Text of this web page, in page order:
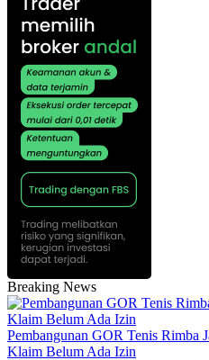
Breaking News
Pembangunan GOR Tenis Rimba
Klaim Belum Ada Izin